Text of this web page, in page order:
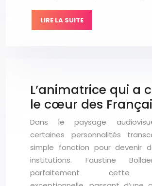
LIRE LA SUITE
L’animatrice qui a
le cœur des
Dans le paysage
certaines personnalités
simple fonction pour devenir
institutions. Faustine
parfaitement cette